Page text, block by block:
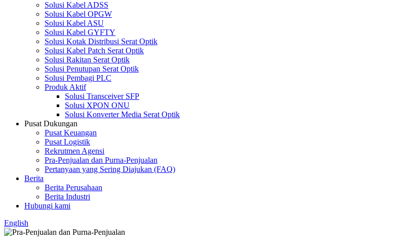
Solusi Kabel ADSS
Solusi Kabel OPGW
Solusi Kabel ASU
Solusi Kabel GYFTY
Solusi Kotak Distribusi Serat Optik
Solusi Kabel Patch Serat Optik
Solusi Rakitan Serat Optik
Solusi Penutupan Serat Optik
Solusi Pembagi PLC
Produk Aktif
Solusi Transceiver SFP
Solusi XPON ONU
Solusi Konverter Media Serat Optik
Pusat Dukungan
Pusat Keuangan
Pusat Logistik
Rekrutmen Agensi
Pra-Penjualan dan Purna-Penjualan
Pertanyaan yang Sering Diajukan (FAQ)
Berita
Berita Perusahaan
Berita Industri
Hubungi kami
English